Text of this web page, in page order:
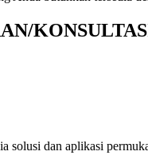
solusi dan aplikasi